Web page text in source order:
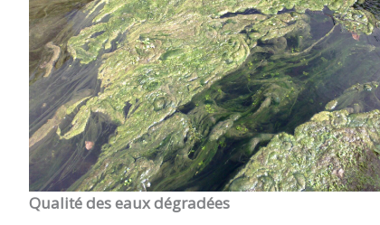
Qualité des eaux dégradées